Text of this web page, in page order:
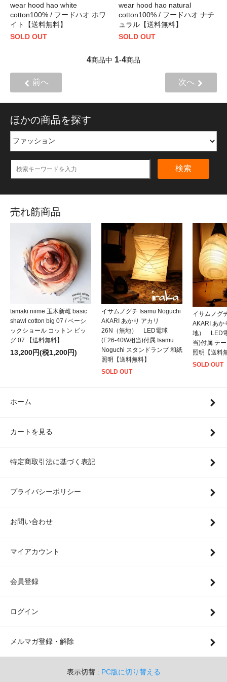
wear hood hao white
cotton100% / フードハオ ホワ
イト【送料無料】
SOLD OUT
wear hood hao natural
cotton100% / フードハオ ナチ
ュラル【送料無料】
SOLD OUT
4商品中 1-4商品
前へ 次へ
ほかの商品を探す
検索
売れ筋商品
tamaki niime 玉木新雌 basic
shawl cotton big 07 / ベーシ
ックショール コットン ビッ
グ 07 【送料無料】
13,200円(税1,200円)
イサムノグチ Isamu Noguchi
AKARI あかり アカリ
26N（無地） LED電球
(E26-40W相当)付属 Isamu
Noguchi スタンドランプ 和紙
照明【送料無料】
SOLD OUT
イサムノグ
AKARI あか
地） LED
当)付属 テ
照明【送料
SOLD OUT
ホーム
カートを見る
特定商取引法に基づく表記
プライバシーポリシー
お問い合わせ
マイアカウント
会員登録
ログイン
メルマガ登録・解除
表示切替 : PC版に切り替える